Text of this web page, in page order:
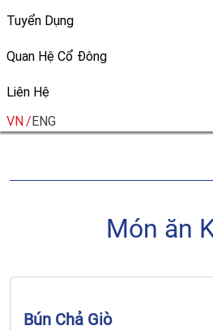
Tuyển Dụng
Quan Hệ Cổ Đông
Liên Hệ
VN ENG
Món ăn
Bún Chả Giò